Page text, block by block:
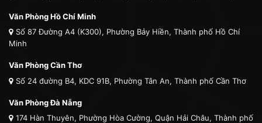
Văn Phòng Hồ Chí Minh
Số 87 Đường A4 (K300), Phường Bảy Hiền, Thành phố Hồ Chí
Minh
Văn Phòng Cần Thơ
Số 24 đường B4, KDC 91B, Phường Tân An, Thành phố Cần Thơ
Văn Phòng Đà Nẵng
174 Hàn Thuyên, Phường Hòa Cường, Quận Hải Châu, Thành phố